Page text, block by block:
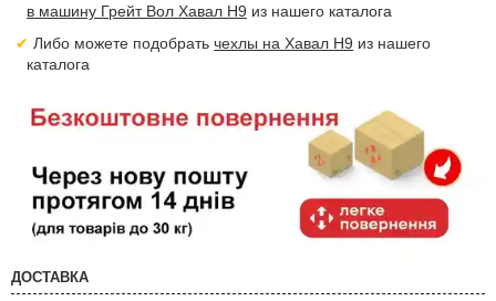
в машину Грейт Вол Хавал H9 из нашего каталога
Либо можете подобратьчехлы на Хавал H9 из нашего
каталога
ДОСТАВКА